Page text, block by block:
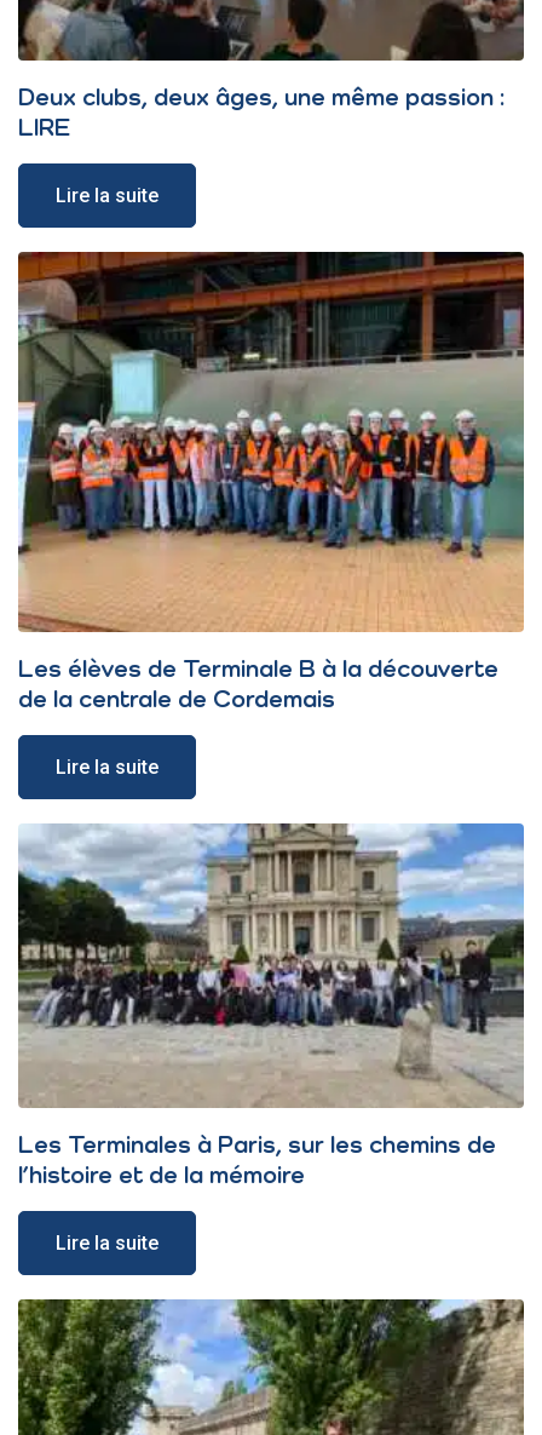
Deux clubs, deux âges, une même passion :
LIRE
Lire la suite
Les élèves de Terminale B à la découverte
de la centrale de Cordemais
Lire la suite
Les Terminales à Paris, sur les chemins de
l’histoire et de la mémoire
Lire la suite